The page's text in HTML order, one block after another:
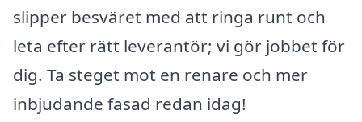
slipper besväret med att ringa runt och
leta efter rätt leverantör; vi gör jobbet för
dig. Ta steget mot en renare och mer
inbjudande fasad redan idag!